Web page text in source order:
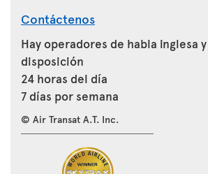
Contáctenos
Hay operadores de habla inglesa
disposición
24 horas del día
7 días por semana
© Air Transat A.T. Inc.